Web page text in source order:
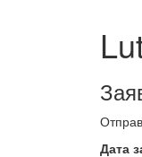
Дата